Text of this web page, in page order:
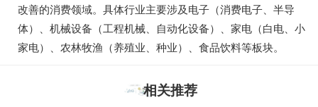
改善的消费领域。具体行业主要涉及电子（消费电子、半导
体）、机械设备（工程机械、自动化设备）、家电（白电、小
家电）、农林牧渔（养殖业、种业）、食品饮料等板块。
相关推荐